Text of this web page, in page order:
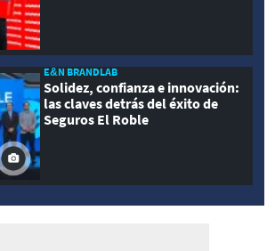
E&N BRANDLAB
Solidez, confianza e innovación:
las claves detrás del éxito de
Seguros El Roble